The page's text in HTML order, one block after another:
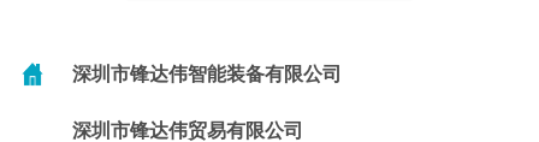
深圳市锋达伟智能装备有限公司
深圳市锋达伟贸易有限公司